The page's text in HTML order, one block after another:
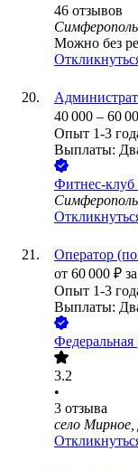
46 отзывов
Можно без
40 000 – 60
Опыт 1-3
Выплаты:
Фитнес-клуб
Оператор
от 60 000 ₽
Опыт 1-3
Выплаты:
Федеральная
3.2
•
3 отзыва
село Мирное,